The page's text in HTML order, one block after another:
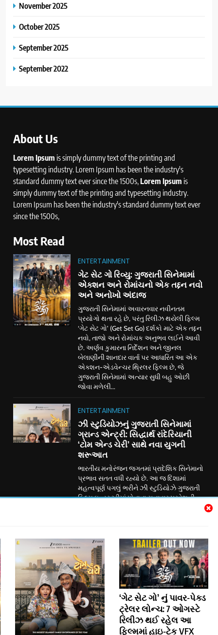
‘ગેટ સેટ ગો’ નું પાવર-પેક્ડ
ટ્રેલર લોન્ચ: 7 ઓગસ્ટે
રિલીઝ થઈ રહેલ આ
ફિલ્મમાં હાઇ-ટેક VFX
November 2025
October 2025
September 2025
September 2022
About Us
Lorem Ipsum is simply dummy text of the printing and
typesetting industry. Lorem Ipsum has been the industry's
standard dummy text ever since the 1500s,Lorem Ipsum is
simply dummy text of the printing and typesetting industry.
Lorem Ipsum has been the industry's standard dummy text ever
since the 1500s,
Most Read
ENTERTAINMENT
ગેટ સેટ ગો રિવ્યુ: ગુજરાતી સિનેમામાં
એક્શન અને રોમાંચનો એક તદ્દન નવો
અને અનોખો અંદાજ
ગુજરાતી સિનેમામાં અવારનવાર નવીનતમ
પ્રયોગો થતા રહે છે, પરંતુ રિલીઝ થયેલી ફિલ્મ
‘ગેટ સેટ ગો’ (Get Set Go) દર્શકો માટે એક તદ્દન
નવો, તાજો અને રોમાંચક અનુભવ લઈને આવી
છે. અર્ણવ કુમારના નિર્દેશન અને જીનલ
બેલાણીની શાનદાર વાર્તા પર આધારિત આ એક
એક્શન-એડવેન્ચર થ્રિલર ફિલ્મ છે, જે
ગુજરાતી સિનેમામાં અત્યાર સુધી બહુ ઓછી
જોવા મળેલી...
ENTERTAINMENT
ઝી સ્ટુડિયોઝનું ગુજરાતી સિનેમામાં
ગ્રાન્ડ એન્ટ્રી: સિદ્ધાર્થ રાંદેરિયાની
‘ટોમ એન્ડ ચેરી’ સાથે નવા યુગની
શરૂઆત
ભારતીય મનોરંજન જગતમાં પ્રાદેશિક સિનેમાનો
પ્રભાવ સતત વધી રહ્યો છે. આ જ દિશામાં
મહત્વપૂર્ણ પગલું ભરીને ઝી સ્ટુડિયોઝે ગુજરાતી
ફિલ્મ ઇન્ડસ્ટ્રીમાં પોતાના સત્તાવાર પ્રવેશની
સિનેમામાં પોતાની નવી ઇનિંગ્સની શરૂઆત કરી
રહ્યું છે....
Subscribe Us